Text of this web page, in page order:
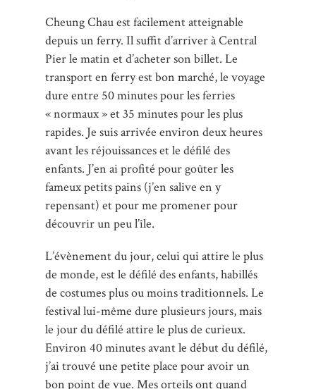
Cheung Chau est facilement atteignable
depuis un ferry. Il suffit d’arriver à Central
Pier le matin et d’acheter son billet. Le
transport en ferry est bon marché, le voyage
dure entre 50 minutes pour les ferries
« normaux » et 35 minutes pour les plus
rapides. Je suis arrivée environ deux heures
avant les réjouissances et le défilé des
enfants. J’en ai profité pour goûter les
fameux petits pains (j’en salive en y
repensant) et pour me promener pour
découvrir un peu l’île.
L’évènement du jour, celui qui attire le plus
de monde, est le défilé des enfants, habillés
de costumes plus ou moins traditionnels. Le
festival lui-même dure plusieurs jours, mais
le jour du défilé attire le plus de curieux.
Environ 40 minutes avant le début du défilé,
j’ai trouvé une petite place pour avoir un
bon point de vue. Mes orteils ont quand